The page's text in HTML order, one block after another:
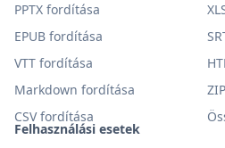
Felhasználási esetek
PPTX fordítása
EPUB fordítása
VTT fordítása
Markdown fordítása
CSV fordítása